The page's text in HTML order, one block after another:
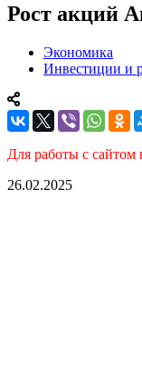
Рост акций
Экономика
Инвестиции и
Для работы с сайтом
26.02.2025